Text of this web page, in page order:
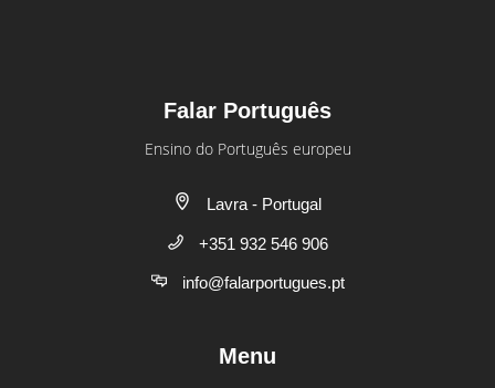
Falar Português
Ensino do Português europeu
Lavra - Portugal
+351 932 546 906
info@falarportugues.pt
Menu